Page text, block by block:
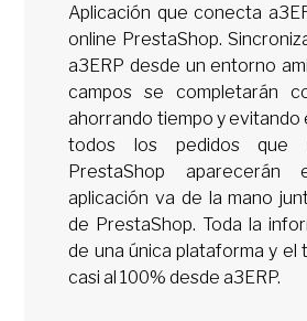
Aplicación que conecta
online PrestaShop.
a3ERP desde un entorno
campos se completarán
ahorrando tiempo y evitando
todos los pedidos que
PrestaShop aparecerán
aplicación va de la mano
de PrestaShop. Toda la
de una única plataforma y el
casi al 100% desde a3ERP.